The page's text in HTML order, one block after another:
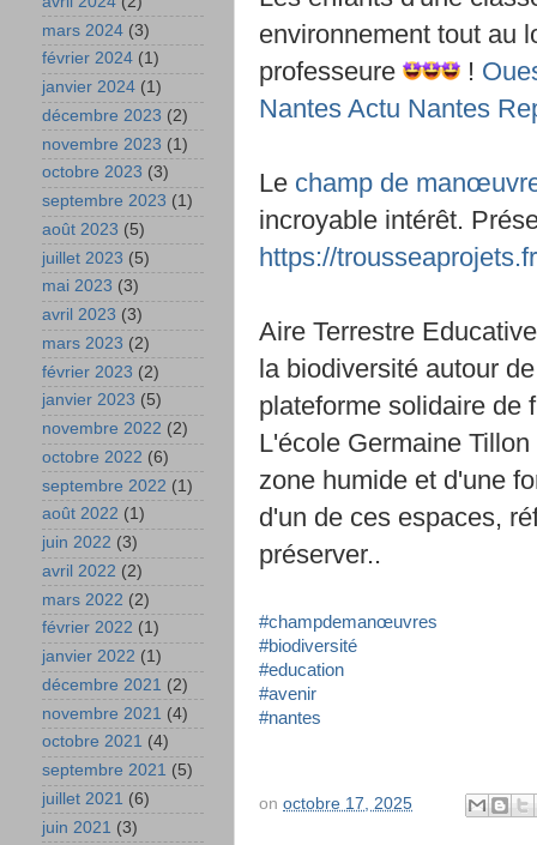
environnement tout au
professeure
!
Nantes Actu Nantes
Le champ de
incroyable intérêt.
https://
Aire Terrestre
la biodiversité autour
plateforme solidaire de
L'école Germaine
zone humide et d'une
d'un de ces espaces,
préserver..
#champdemanœuvres
#biodiversité
#education
#avenir
#nantes
on octobre 17, 2025
mars 2024 (3)
février 2024 (1)
janvier 2024 (1)
décembre 2023 (2)
novembre 2023 (1)
octobre 2023 (3)
septembre 2023 (1)
août 2023 (5)
juillet 2023 (5)
mai 2023 (3)
avril 2023 (3)
mars 2023 (2)
février 2023 (2)
janvier 2023 (5)
novembre 2022 (2)
octobre 2022 (6)
septembre 2022 (1)
août 2022 (1)
juin 2022 (3)
avril 2022 (2)
mars 2022 (2)
février 2022 (1)
janvier 2022 (1)
décembre 2021 (2)
novembre 2021 (4)
octobre 2021 (4)
septembre 2021 (5)
juillet 2021 (6)
juin 2021 (3)